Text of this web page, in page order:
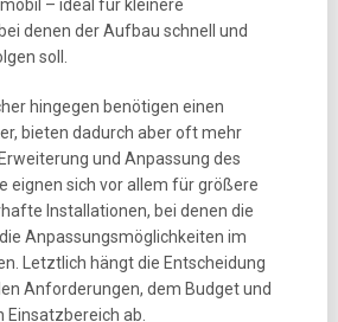
– ideal für kleinere
denen der Aufbau schnell und
soll.
hingegen benötigen einen
bieten dadurch aber oft mehr
und Anpassung des
eignen sich vor allem für größere
Installationen, bei denen die
Anpassungsmöglichkeiten im
Letztlich hängt die Entscheidung
Anforderungen, dem Budget und
ab.